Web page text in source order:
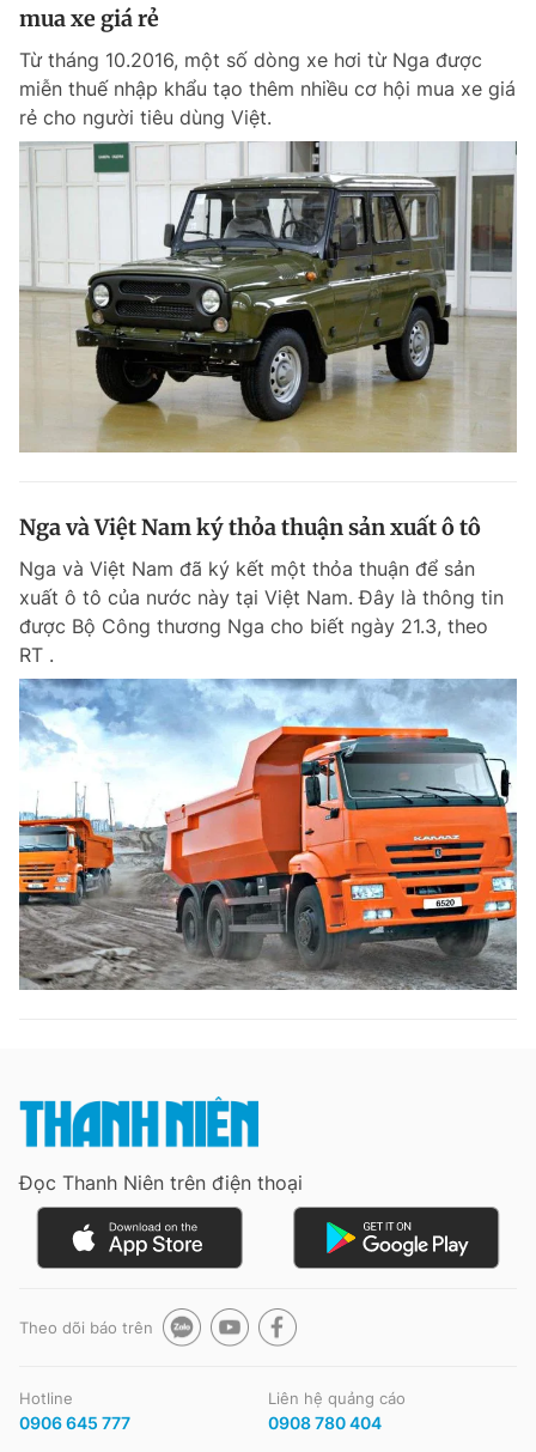
mua xe giá rẻ
Từ tháng 10.2016, một số dòng xe hơi từ Nga được
miễn thuế nhập khẩu tạo thêm nhiều cơ hội mua xe giá
rẻ cho người tiêu dùng Việt.
Nga và Việt Nam ký thỏa thuận sản xuất ô tô
Nga và Việt Nam đã ký kết một thỏa thuận để sản
xuất ô tô của nước này tại Việt Nam. Đây là thông tin
được Bộ Công thương Nga cho biết ngày 21.3, theo
RT .
Đọc Thanh Niên trên điện thoại
Theo dõi báo trên
Hotline
0906 645 777
Liên hệ quảng cáo
0908 780 404